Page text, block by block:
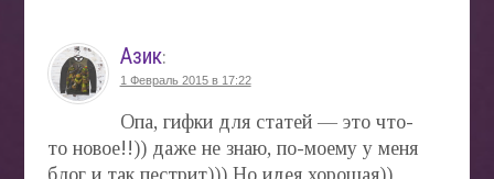
Азик:
1 Февраль 2015 в 17:22
Опа, гифки для статей — это что-
то новое!!)) даже не знаю, по-моему у меня
блог и так пестрит))) Но идея хорошая))